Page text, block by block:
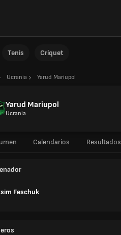
Tenis Críquet
Ucrania Yarud Mariupol
Yarud Mariupol
Ucrania
Calendarios Resultados
Feschuk